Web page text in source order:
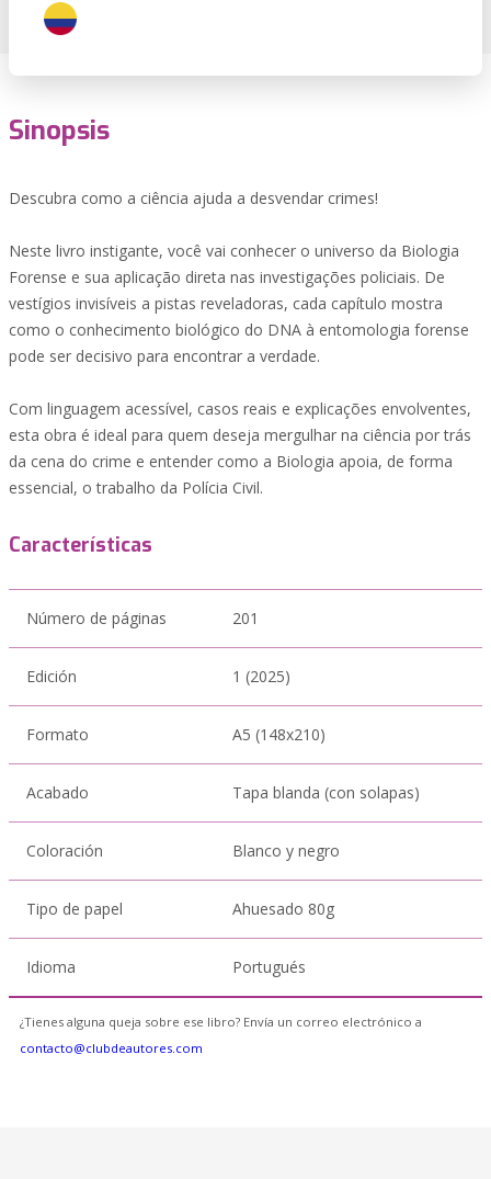
Sinopsis
Descubra como a ciência ajuda a desvendar crimes!
Neste livro instigante, você vai conhecer o universo da Biologia
Forense e sua aplicação direta nas investigações policiais. De
vestígios invisíveis a pistas reveladoras, cada capítulo mostra
como o conhecimento biológico do DNA à entomologia forense
pode ser decisivo para encontrar a verdade.
Com linguagem acessível, casos reais e explicações envolventes,
esta obra é ideal para quem deseja mergulhar na ciência por trás
da cena do crime e entender como a Biologia apoia, de forma
essencial, o trabalho da Polícia Civil.
Características
Número de páginas 201
Edición 1 (2025)
Formato A5 (148x210)
Acabado Tapa blanda (con solapas)
Coloración Blanco y negro
Tipo de papel Ahuesado 80g
Idioma Portugués
¿Tienes alguna queja sobre ese libro? Envía un correo electrónico a
contacto@clubdeautores.com